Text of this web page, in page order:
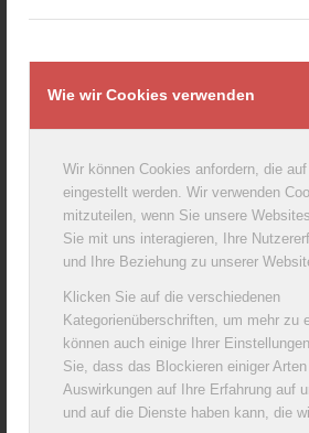
Wie wir Cookies verwenden
Wir können Cookies anfordern, die
eingestellt werden. Wir verwenden
mitzuteilen, wenn Sie unsere
Sie mit uns interagieren, Ihre
und Ihre Beziehung zu unserer
Klicken Sie auf die verschiedenen
Kategorienüberschriften, um mehr zu
können auch einige Ihrer
Sie, dass das Blockieren einiger
Auswirkungen auf Ihre Erfahrung auf
und auf die Dienste haben kann, die